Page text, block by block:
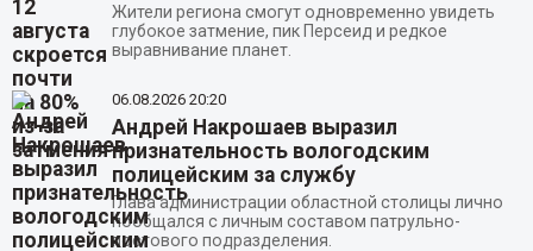
Жители региона смогут одновременно увидеть
глубокое затмение, пик Персеид и редкое
выравнивание планет.
06.08.2026 20:20
Андрей Накрошаев выразил
признательность вологодским
полицейским за службу
Глава администрации областной столицы лично
пообщался с личным составом патрульно-
постового подразделения.